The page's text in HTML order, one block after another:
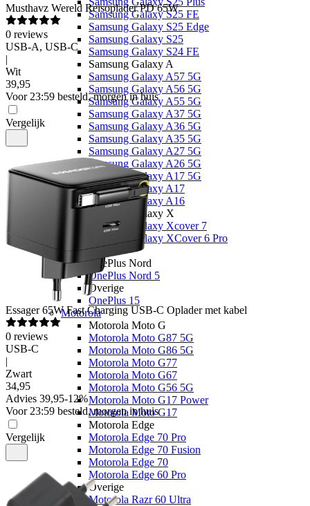
Samsung Galaxy S25 FE
Samsung Galaxy S25 Edge
Samsung Galaxy S25
Samsung Galaxy S24 FE
Samsung Galaxy A
Samsung Galaxy A57 5G
Samsung Galaxy A56 5G
Samsung Galaxy A55 5G
Samsung Galaxy A37 5G
Samsung Galaxy A36 5G
Samsung Galaxy A35 5G
Samsung Galaxy A27 5G
Samsung Galaxy A26 5G
Samsung Galaxy A17 5G
Samsung Galaxy A17
Samsung Galaxy A16
Samsung Galaxy X
Samsung Galaxy Xcover 7
Samsung Galaxy XCover 6 Pro
OnePlus
OnePlus Nord
OnePlus Nord 5
Overige
OnePlus 15
Motorola
Motorola Moto G
Motorola Moto G87 5G
Motorola Moto G86 5G
Motorola Moto G77
Motorola Moto G67
Motorola Moto G56 5G
Motorola Moto G17 Power
Motorola Moto G17
Motorola Edge
Motorola Edge 70 Pro
Motorola Edge 70 Fusion
Motorola Edge 70
Motorola Edge 60 Pro
Overige
Motorola Razr 60 Ultra
Musthavz Wereld Reisoplader PD 65W
0 reviews
USB-A, USB-C
|
Wit
39,95
Voor 23:59 besteld, morgen in huis
Vergelijk
Essager 65W Fast Charging USB-C Oplader met kabel
0 reviews
USB-C
|
Zwart
34,95
Advies 39,95-12%
Voor 23:59 besteld, morgen in huis
Vergelijk